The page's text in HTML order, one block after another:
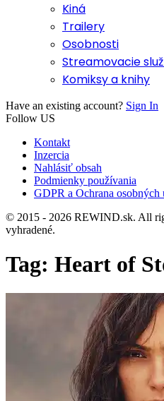
Kiná
Trailery
Osobnosti
Streamovacie
Komiksy a knihy
Have an existing account? Sign In
Follow US
Kontakt
Inzercia
Nahlásiť obsah
Podmienky používania
GDPR a Ochrana osobných
© 2015 - 2026 REWIND.sk. All
vyhradené.
Tag: Heart of